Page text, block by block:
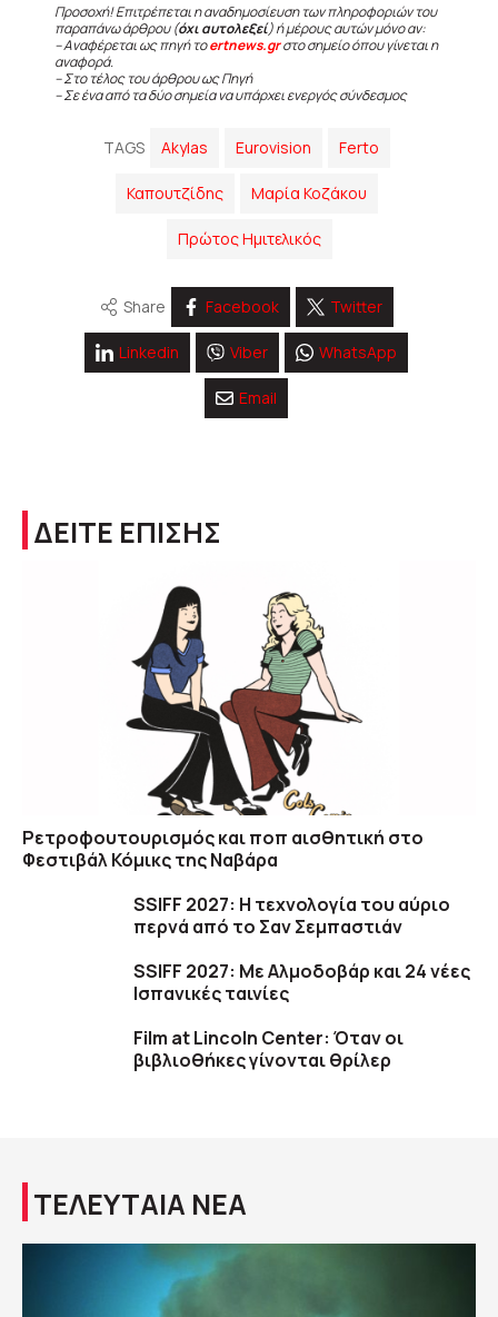
Προσοχή! Επιτρέπεται η αναδημοσίευση των πληροφοριών του
παραπάνω άρθρου (όχι αυτολεξεί) ή μέρους αυτών μόνο αν:
– Αναφέρεται ως πηγή τοertnews.grστο σημείο όπου γίνεται η
αναφορά.
– Στο τέλος του άρθρου ως Πηγή
– Σε ένα από τα δύο σημεία να υπάρχει ενεργός σύνδεσμος
TAGS Akylas Eurovision Ferto
Καπουτζίδης Μαρία Κοζάκου
Πρώτος Ημιτελικός
Share Facebook Twitter
Linkedin Viber WhatsApp
Email
ΔΕΙΤΕ ΕΠΙΣΗΣ
Ρετροφουτουρισμός και ποπ αισθητική στο
Φεστιβάλ Κόμικς της Ναβάρα
SSIFF 2027: Η τεχνολογία του αύριο
περνά από το Σαν Σεμπαστιάν
SSIFF 2027: Με Αλμοδοβάρ και 24 νέες
Ισπανικές ταινίες
Film at Lincoln Center: Όταν οι
βιβλιοθήκες γίνονται θρίλερ
ΤΕΛΕΥΤΑΙΑ ΝΕΑ